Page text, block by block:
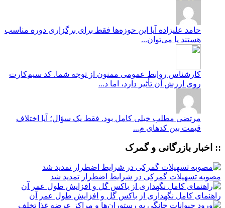
حامد علیزاده آیا این حوزه‌ها فقط برای برگزاری دوره مناسب
هستند یا می‌توان...
کارشناس روابط عمومی ممنون از توجه شما. کد سیم‌کارت
روی ارزش آن تأثیر دارد، اما د...
مرتضی مطلب خیلی کامل بود. فقط یک سؤال؛ آیا اختلاف
قیمت بین کدهای م...
:: اخبار بازرگانی و گمرک
مصوبه تسهیلات گمرکی در شرایط اضطرار تمدید شد
راهنمای کامل نگهداری از باکس گل و افزایش طول عمر آن